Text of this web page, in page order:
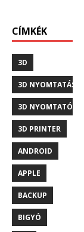
CÍMKÉK
3D
3D NYOMTATÁS
3D NYOMTATÓ
3D PRINTER
ANDROID
APPLE
BACKUP
BIGYÓ